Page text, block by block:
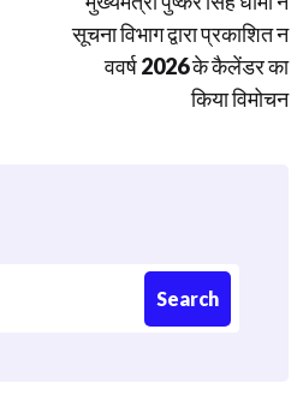
सूचना विभाग द्वारा प्रकाशित न
ववर्ष 2026 के कैलेंडर का
किया विमोचन
Search